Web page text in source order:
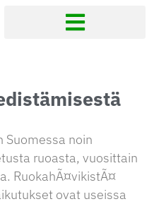
Suomessa noin
ruoasta, vuosittain
RuokahÃ¤vikistÃ¤
ovat useissa